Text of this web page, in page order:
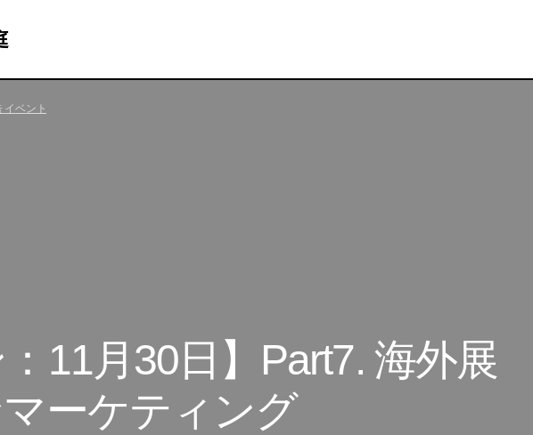
Google 広告 イベント
イベント
：11月30日】Part7. 海外展
ーケティング